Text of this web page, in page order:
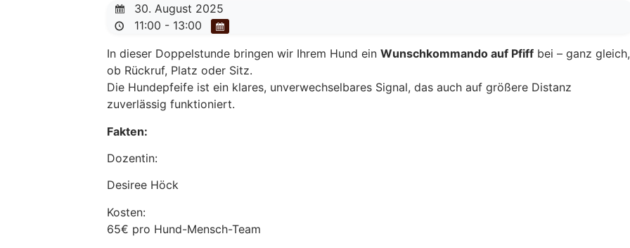
30. August 2025
11:00 - 13:00
In dieser Doppelstunde bringen wir Ihrem Hund einWunschkommando auf Pfiff bei – ganz gleich,
ob Rückruf, Platz oder Sitz.
Die Hundepfeife ist ein klares, unverwechselbares Signal, das auch auf größere Distanz
zuverlässig funktioniert.
Fakten:
Dozentin:
Desiree Höck
Kosten:
65€ pro Hund-Mensch-Team